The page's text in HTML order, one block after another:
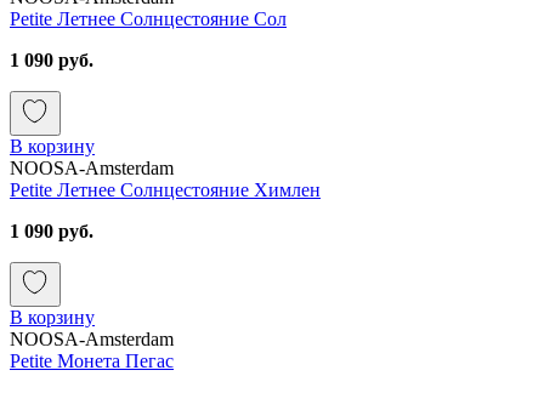
Petite Летнее Солнцестояние Сол
1 090 руб.
В корзину
NOOSA-Amsterdam
Petite Летнее Солнцестояние Химлен
1 090 руб.
В корзину
NOOSA-Amsterdam
Petite Монета Пегас